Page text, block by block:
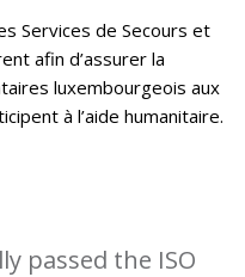
Services de Secours et
afin d’assurer la
luxembourgeois aux
à l’aide humanitaire.
passed the ISO